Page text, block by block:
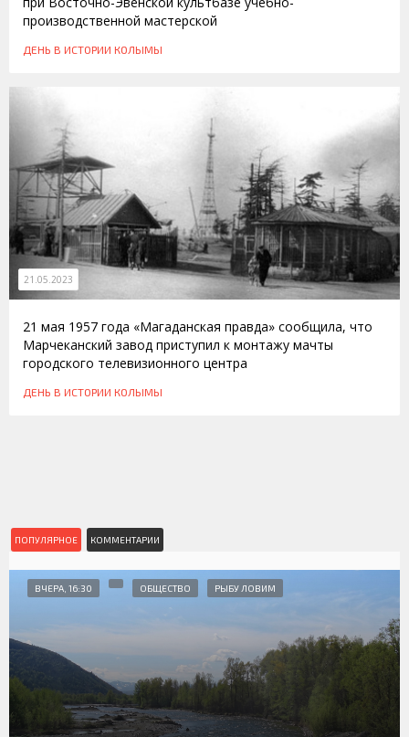
производственной мастерской
ДЕНЬ В ИСТОРИИ КОЛЫМЫ
21.05.2023
21 мая 1957 года «Магаданская правда» сообщила, что
Марчеканский завод приступил к монтажу мачты
городского телевизионного центра
ДЕНЬ В ИСТОРИИ КОЛЫМЫ
ПОПУЛЯРНОЕ КОММЕНТАРИИ
ВЧЕРА, 16:30 ОБЩЕСТВО РЫБУ ЛОВИМ